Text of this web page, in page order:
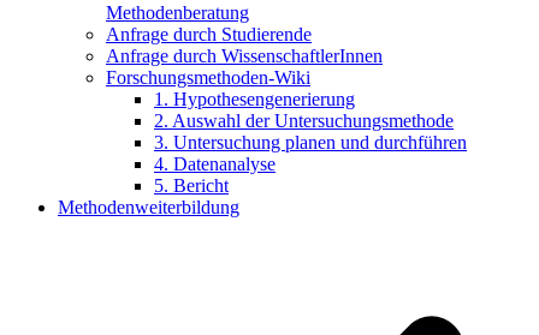
Methodenberatung
Anfrage durch Studierende
Anfrage durch WissenschaftlerInnen
Forschungsmethoden-Wiki
1. Hypothesengenerierung
2. Auswahl der Untersuchungsmethode
3. Untersuchung planen und durchführen
4. Datenanalyse
5. Bericht
Methodenweiterbildung